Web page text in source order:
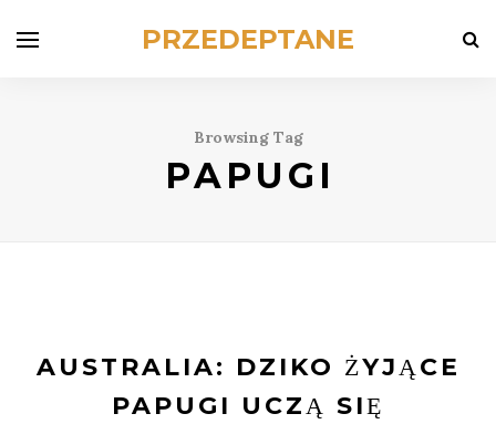
PRZEDEPTANE
Browsing Tag
PAPUGI
AUSTRALIA: DZIKO ŻYJĄCE
PAPUGI UCZĄ SIĘ